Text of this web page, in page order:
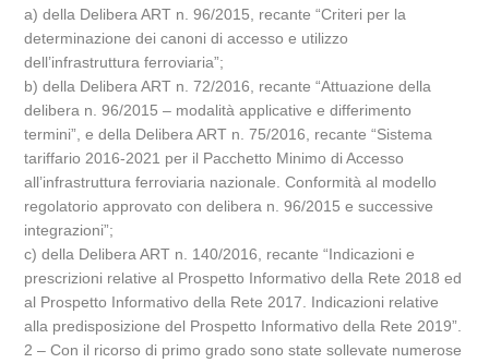
a) della Delibera ART n. 96/2015, recante “Criteri per la
determinazione dei canoni di accesso e utilizzo
dell’infrastruttura ferroviaria”;
b) della Delibera ART n. 72/2016, recante “Attuazione della
delibera n. 96/2015 – modalità applicative e differimento
termini”, e della Delibera ART n. 75/2016, recante “Sistema
tariffario 2016-2021 per il Pacchetto Minimo di Accesso
all’infrastruttura ferroviaria nazionale. Conformità al modello
regolatorio approvato con delibera n. 96/2015 e successive
integrazioni”;
c) della Delibera ART n. 140/2016, recante “Indicazioni e
prescrizioni relative al Prospetto Informativo della Rete 2018 ed
al Prospetto Informativo della Rete 2017. Indicazioni relative
alla predisposizione del Prospetto Informativo della Rete 2019”.
2 – Con il ricorso di primo grado sono state sollevate numerose